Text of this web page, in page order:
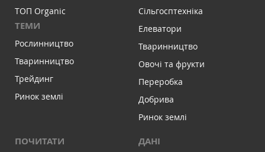
ТОП Organic
ТЕМИ
Рослинництво
Тваринництво
Трейдинг
Ринок землі
Сільгосптехніка
Елеватори
Тваринництво
Овочі та фрукти
Переробка
Добрива
Ринок землі
ПОЧИТАТИ ДАНІ